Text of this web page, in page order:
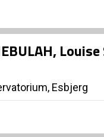
Esbjerg